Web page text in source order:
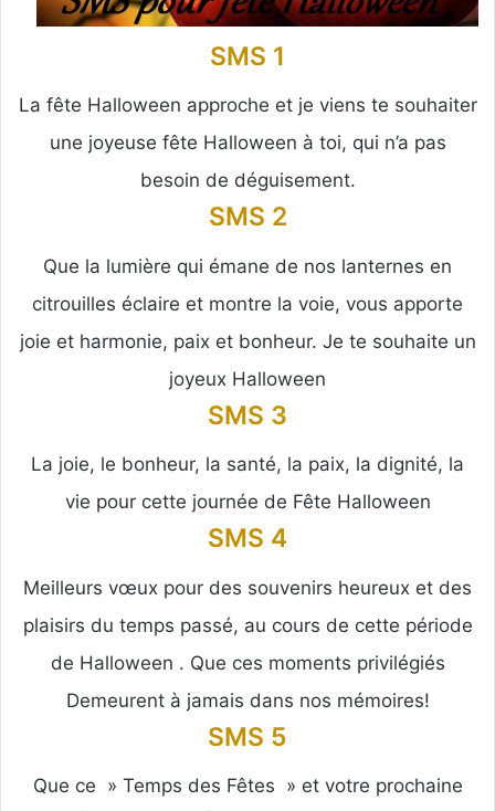
SMS 1
La fête Halloween approche et je viens te souhaiter
une joyeuse fête Halloween à toi, qui n’a pas
besoin de déguisement.
SMS 2
Que la lumière qui émane de nos lanternes en
citrouilles éclaire et montre la voie, vous apporte
joie et harmonie, paix et bonheur. Je te souhaite un
joyeux Halloween
SMS 3
La joie, le bonheur, la santé, la paix, la dignité, la
vie pour cette journée de Fête Halloween
SMS 4
Meilleurs vœux pour des souvenirs heureux et des
plaisirs du temps passé, au cours de cette période
de Halloween . Que ces moments privilégiés
Demeurent à jamais dans nos mémoires!
SMS 5
Que ce » Temps des Fêtes » et votre prochaine